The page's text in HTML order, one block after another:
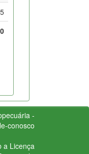
-
conosco
a Licença